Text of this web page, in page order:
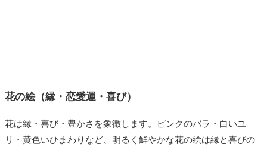
花の絵（縁・恋愛運・喜び）
花は縁・喜び・豊かさを象徴します。ピンクのバラ・白いユ
リ・黄色いひまわりなど、明るく鮮やかな花の絵は縁と喜びの